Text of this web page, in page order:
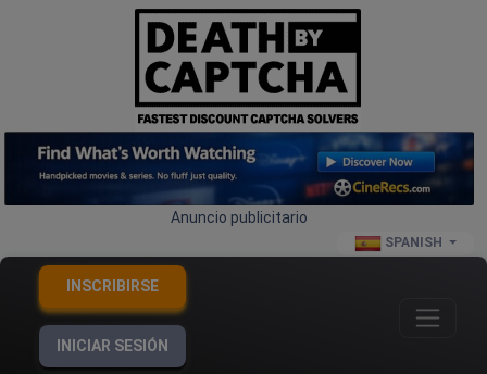
Anuncio publicitario
SPANISH
INSCRIBIRSE
INICIAR SESIÓN